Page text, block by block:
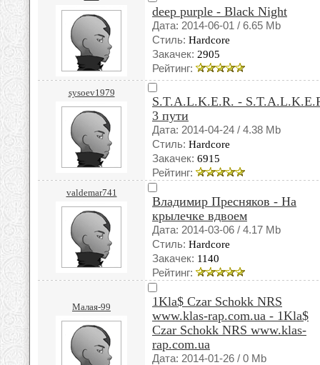
deep purple - Black Night
Дата: 2014-06-01 / 6.65 Mb
Стиль: Hardcore
Закачек: 2905
Рейтинг:
sysoev1979
S.T.A.L.K.E.R. -
3 пути
Дата: 2014-04-24 / 4.38 Mb
Стиль: Hardcore
Закачек: 6915
Рейтинг:
valdemar741
Владимир Пресняков - На
крылечке вдвоем
Дата: 2014-03-06 / 4.17 Mb
Стиль: Hardcore
Закачек: 1140
Рейтинг:
Малая-99
1Kla$ Czar Schokk NRS
www.klas-rap.com.ua - 1Kla$
Czar Schokk NRS www.klas-
rap.com.ua
Дата: 2014-01-26 / 0 Mb